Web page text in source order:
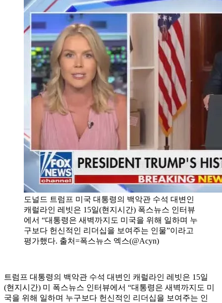
도널드 트럼프 미국 대통령의 백악관 수석 대변인
캐럴라인 레빗은 15일(현지시간) 폭스뉴스 인터뷰
에서 “대통령은 새벽까지도 미국을 위해 일하며 누
구보다 헌신적인 리더십을 보여주는 인물”이라고
평가했다. 출처=폭스뉴스 엑스(@Acyn)
트럼프 대통령의 백악관 수석 대변인 캐럴라인 레빗은 15일
(현지시간) 미 폭스뉴스 인터뷰에서 “대통령은 새벽까지도 미
국을 위해 일하며 누구보다 헌신적인 리더십을 보여주는 인